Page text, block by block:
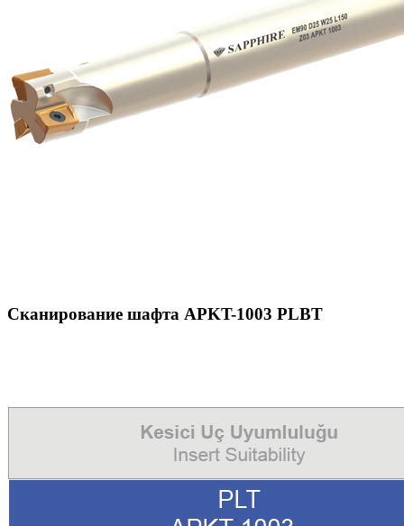
Сканирование шафта APKT-1003 PLBT